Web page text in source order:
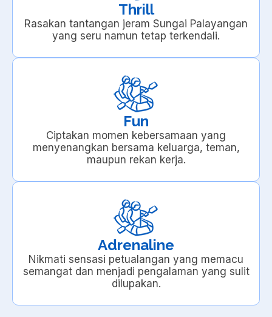
Thrill
Rasakan tantangan jeram Sungai Palayangan
yang seru namun tetap terkendali.
Fun
Ciptakan momen kebersamaan yang
menyenangkan bersama keluarga, teman,
maupun rekan kerja.
Adrenaline
Nikmati sensasi petualangan yang memacu
semangat dan menjadi pengalaman yang sulit
dilupakan.